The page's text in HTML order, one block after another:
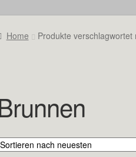
Home Produkte verschlagwortet